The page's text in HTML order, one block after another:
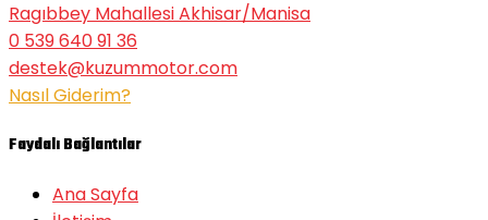
Ragıbbey Mahallesi Akhisar/Manisa
0 539 640 91 36
destek@kuzummotor.com
Nasıl Giderim?
Faydalı Bağlantılar
Ana Sayfa